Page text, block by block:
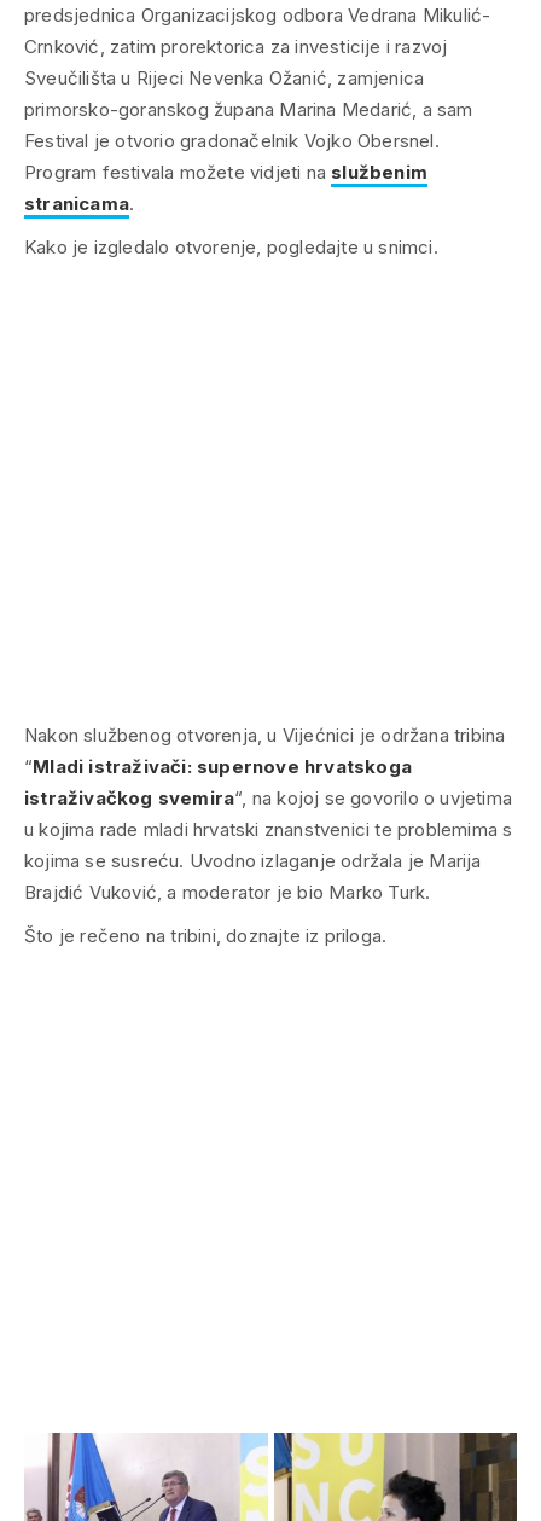
predsjednica Organizacijskog odbora Vedrana Mikulić-
Crnković, zatim prorektorica za investicije i razvoj
Sveučilišta u Rijeci Nevenka Ožanić, zamjenica
primorsko-goranskog župana Marina Medarić, a sam
Festival je otvorio gradonačelnik Vojko Obersnel.
Program festivala možete vidjeti na službenim
stranicama.
Kako je izgledalo otvorenje, pogledajte u snimci.
Nakon službenog otvorenja, u Vijećnici je održana tribina
“Mladi istraživači: supernove hrvatskoga
istraživačkog svemira“, na kojoj se govorilo o uvjetima
u kojima rade mladi hrvatski znanstvenici te problemima s
kojima se susreću. Uvodno izlaganje održala je Marija
Brajdić Vuković, a moderator je bio Marko Turk.
Što je rečeno na tribini, doznajte iz priloga.